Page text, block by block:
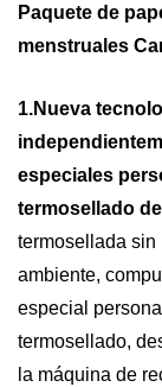
Paquete de
menstruales
1.Nueva
especiales
termosellado
termosellada sin
ambiente,
especial
termosellado,
la máquina de